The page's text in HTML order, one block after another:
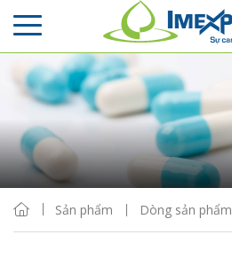
Sản phẩm Dòng sản phẩm
Sắp xếp
Hiển thị